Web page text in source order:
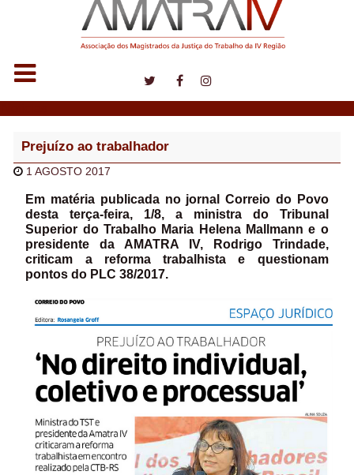
Prejuízo ao trabalhador
1 AGOSTO 2017
Em matéria publicada no jornal Correio do Povo
desta terça-feira, 1/8, a ministra do Tribunal
Superior do Trabalho Maria Helena Mallmann e o
presidente da AMATRA IV, Rodrigo Trindade,
criticam a reforma trabalhista e questionam
pontos do PLC 38/2017.